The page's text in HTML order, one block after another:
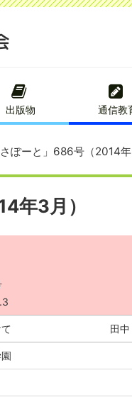
出版物 通信教
さぽーと」686号（2014年
年3月）
田